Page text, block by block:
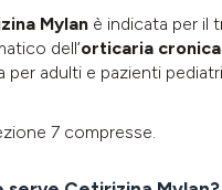
Mylan è indicata per il
dell’orticaria
per adulti e pazienti
7 compresse.